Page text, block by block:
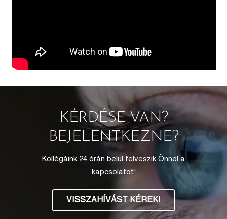
KÉRDÉSE VAN?
BEJELENTKEZNE?
Kollégáink 24 órán belül felveszik Önnel a
kapcsolatot!
VISSZAHÍVÁST KÉREK!